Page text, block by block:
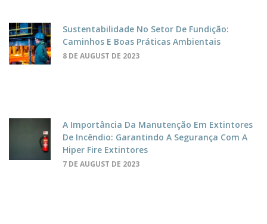
Sustentabilidade No Setor De Fundição:
Caminhos E Boas Práticas Ambientais
8 DE AUGUST DE 2023
A Importância Da Manutenção Em Extintores
De Incêndio: Garantindo A Segurança Com A
Hiper Fire Extintores
7 DE AUGUST DE 2023